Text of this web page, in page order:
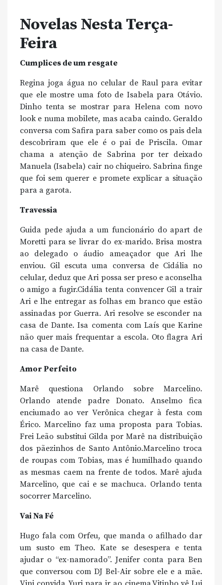
Novelas Nesta Terça-
Feira
Cumplices de um resgate
Regina joga água no celular de Raul para evitar
que ele mostre uma foto de Isabela para Otávio.
Dinho tenta se mostrar para Helena com novo
look e numa mobilete, mas acaba caindo. Geraldo
conversa com Safira para saber como os pais dela
descobriram que ele é o pai de Priscila. Omar
chama a atenção de Sabrina por ter deixado
Manuela (Isabela) cair no chiqueiro. Sabrina finge
que foi sem querer e promete explicar a situação
para a garota.
Travessia
Guida pede ajuda a um funcionário do apart de
Moretti para se livrar do ex-marido. Brisa mostra
ao delegado o áudio ameaçador que Ari lhe
enviou. Gil escuta uma conversa de Cidália no
celular, deduz que Ari possa ser preso e aconselha
o amigo a fugir.Cidália tenta convencer Gil a trair
Ari e lhe entregar as folhas em branco que estão
assinadas por Guerra. Ari resolve se esconder na
casa de Dante. Isa comenta com Laís que Karine
não quer mais frequentar a escola. Oto flagra Ari
na casa de Dante.
Amor Perfeito
Marê questiona Orlando sobre Marcelino.
Orlando atende padre Donato. Anselmo fica
enciumado ao ver Verônica chegar à festa com
Érico. Marcelino faz uma proposta para Tobias.
Frei Leão substitui Gilda por Marê na distribuição
dos pãezinhos de Santo Antônio.Marcelino troca
de roupas com Tobias, mas é humilhado quando
as mesmas caem na frente de todos. Marê ajuda
Marcelino, que cai e se machuca. Orlando tenta
socorrer Marcelino.
Vai Na Fé
Hugo fala com Orfeu, que manda o afilhado dar
um susto em Theo. Kate se desespera e tenta
ajudar o “ex-namorado”. Jenifer conta para Ben
que conversou com DJ Bel-Air sobre ele e a mãe.